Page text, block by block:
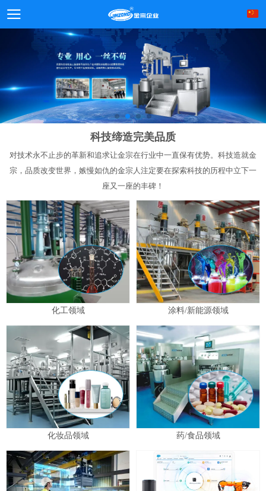
科技缔造完美品质
对技术永不止步的革新和追求让金宗在行业中一直保有优势。科技造就金
宗，品质改变世界，嫉慢如仇的金宗人注定要在探索科技的历程中立下一
座又一座的丰碑！
化工领域 涂料/新能源领域
化妆品领域 药/食品领域